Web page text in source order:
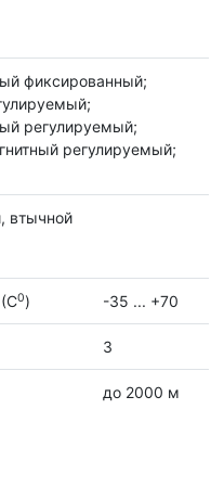
фиксированный;
регулируемый;
регулируемый;
втычной
0) -35 ... +70
3
до 2000 м